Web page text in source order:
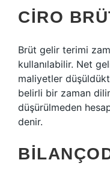
CIRO
Brüt gelir terimi
kullanılabilir. Net
maliyetler
belirli bir zaman
düşürülmeden
denir.